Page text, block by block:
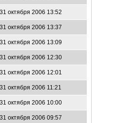
31 октября 2006 13:52
31 октября 2006 13:37
31 октября 2006 13:09
31 октября 2006 12:30
31 октября 2006 12:01
31 октября 2006 11:21
31 октября 2006 10:00
31 октября 2006 09:57